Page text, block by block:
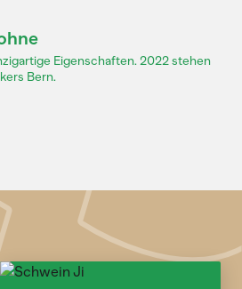
Eigenschaften. 2022 stehen
Bern.